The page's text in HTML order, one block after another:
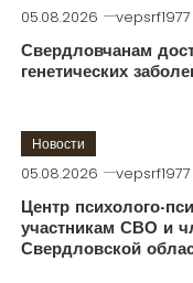
05.08.2026 vepsrf1977
Свердловчанам
генетических
Новости
05.08.2026 vepsrf1977
Центр психолого-
участникам СВО и
Свердловской